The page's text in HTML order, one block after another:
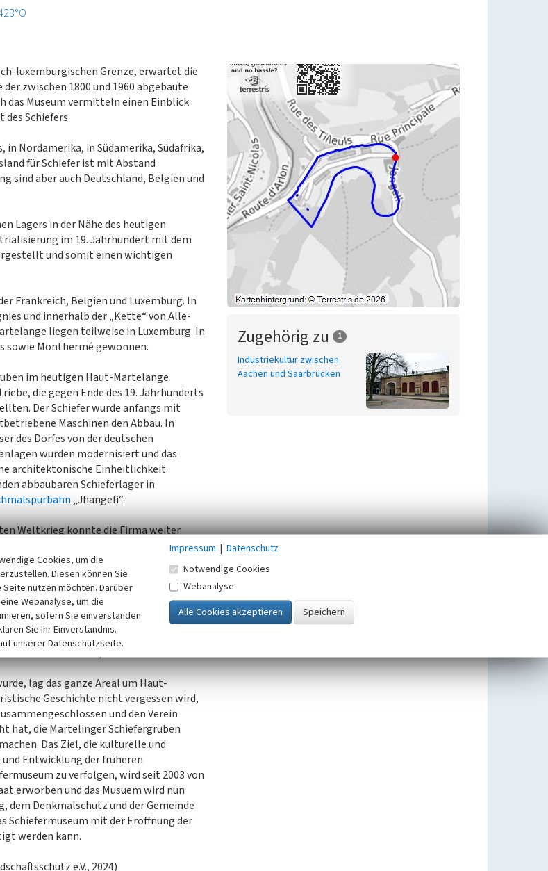
luxemburgischen Grenze, erwartet die
zwischen 1800 und 1960 abgebaute
das Museum vermitteln einen Einblick
Schiefers.
Nordamerika, in Südamerika, Südafrika,
für Schiefer ist mit Abstand
sind aber auch Deutschland, Belgien und
Lagers in der Nähe des heutigen
im 19. Jahrhundert mit dem
und somit einen wichtigen
Frankreich, Belgien und Luxemburg. In
und innerhalb der „Kette“ von Alle-
liegen teilweise in Luxemburg. In
sowie Monthermé gewonnen.
im heutigen Haut-Martelange
die gegen Ende des 19. Jahrhunderts
Der Schiefer wurde anfangs mit
Maschinen den Abbau. In
des Dorfes von der deutschen
wurden modernisiert und das
architektonische Einheitlichkeit.
abbaubaren Schieferlager in
„Jhangeli“.
Weltkrieg konnte die Firma weiter
Besatzungsregierung als kriegswichtig
zur weltweiten wirtschaftlichen
weiter - teilweise mit luxemburgischen
Zweiten Weltkrieg wurden hier deutsche
offensichtlich. Neue Materialien für
lag das ganze Areal um Haut-
Geschichte nicht vergessen wird,
und den Verein
hat, die Martelinger Schiefergruben
Das Ziel, die kulturelle und
Entwicklung der früheren
zu verfolgen, wird seit 2003 von
erworben und das Musuem wird nun
Denkmalschutz und der Gemeinde
Schiefermuseum mit der Eröffnung der
werden kann.
e.V., 2024)
Zugehörig zu 1
Industriekultur zwischen
Aachen und Saarbrücken
Cookies, um die
Diesen können Sie
nutzen möchten. Darüber
Webanalyse, um die
sofern Sie einverstanden
Sie Ihr Einverständnis.
unserer Datenschutzseite.
Impressum | Datenschutz
Notwendige Cookies
Webanalyse